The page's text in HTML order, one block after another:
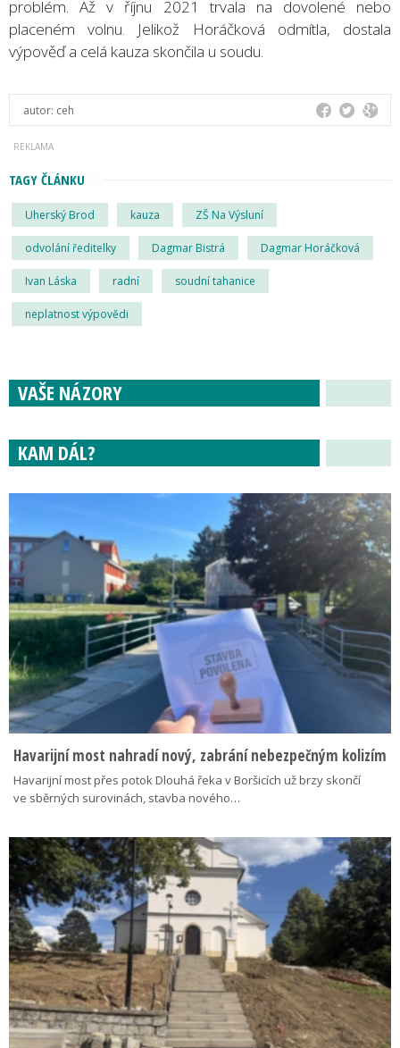
problém. Až v říjnu 2021 trvala na dovolené nebo
placeném volnu. Jelikož Horáčková odmítla, dostala
výpověď a celá kauza skončila u soudu.
autor: ceh
TAGY ČLÁNKU
Uherský Brod kauza ZŠ Na Výsluní
odvolání ředitelky Dagmar Bistrá Dagmar Horáčková
Ivan Láska radní soudní tahanice
neplatnost výpovědi
VAŠE NÁZORY
KAM DÁL?
Havarijní most nahradí nový, zabrání nebezpečným kolizím
Havarijní most přes potok Dlouhá řeka v Boršicích už brzy skončí
ve sběrných surovinách, stavba nového…